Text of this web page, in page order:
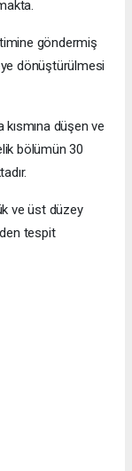
göndermiş
dönüştürülmesi
düşen ve
bölümün 30
ve üst düzey
tespit